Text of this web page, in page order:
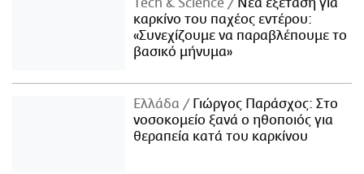
Τech & Science
Νέα εξέταση για
καρκίνο του παχέος εντέρου:
«Συνεχίζουμε να παραβλέπουμε το
βασικό μήνυμα»
Ελλάδα
Γιώργος Παράσχος: Στο
νοσοκομείο ξανά ο ηθοποιός για
θεραπεία κατά του καρκίνου